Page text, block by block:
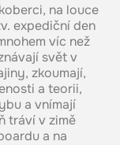
na louce
expediční den
víc než
svět v
zkoumají,
a teorii,
a vnímají
tráví v zimě
a na